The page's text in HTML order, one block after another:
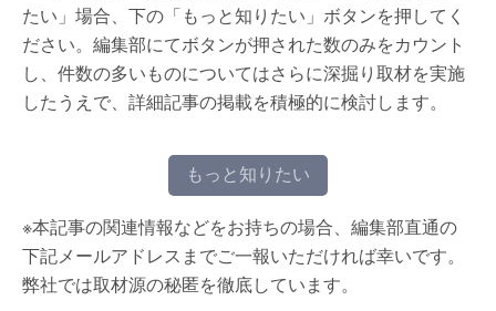
たい」場合、下の「もっと知りたい」ボタンを押してく
ださい。編集部にてボタンが押された数のみをカウント
し、件数の多いものについてはさらに深掘り取材を実施
したうえで、詳細記事の掲載を積極的に検討します。
もっと知りたい
※本記事の関連情報などをお持ちの場合、編集部直通の
下記メールアドレスまでご一報いただければ幸いです。
弊社では取材源の秘匿を徹底しています。